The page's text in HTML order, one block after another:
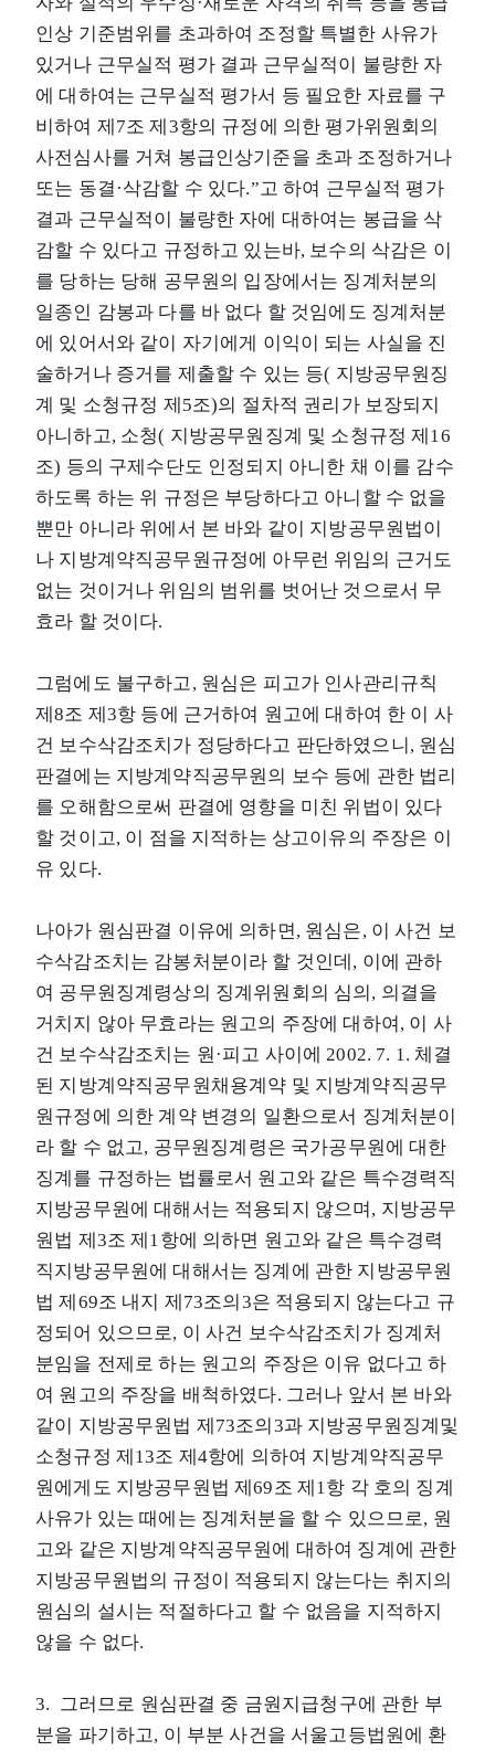
인상 기준범위를 초과하여 조정할 특별한 사유가
있거나 근무실적 평가 결과 근무실적이 불량한 자
에 대하여는 근무실적 평가서 등 필요한 자료를 구
비하여 제7조 제3항의 규정에 의한 평가위원회의
사전심사를 거쳐 봉급인상기준을 초과 조정하거나
또는 동결·삭감할 수 있다.”고 하여 근무실적 평가
결과 근무실적이 불량한 자에 대하여는 봉급을 삭
감할 수 있다고 규정하고 있는바, 보수의 삭감은 이
를 당하는 당해 공무원의 입장에서는 징계처분의
일종인 감봉과 다를 바 없다 할 것임에도 징계처분
에 있어서와 같이 자기에게 이익이 되는 사실을 진
술하거나 증거를 제출할 수 있는 등( 지방공무원징
계 및 소청규정 제5조)의 절차적 권리가 보장되지
아니하고, 소청( 지방공무원징계 및 소청규정 제16
조) 등의 구제수단도 인정되지 아니한 채 이를 감수
하도록 하는 위 규정은 부당하다고 아니할 수 없을
뿐만 아니라 위에서 본 바와 같이 지방공무원법이
나 지방계약직공무원규정에 아무런 위임의 근거도
없는 것이거나 위임의 범위를 벗어난 것으로서 무
효라 할 것이다.
그럼에도 불구하고, 원심은 피고가 인사관리규칙
제8조 제3항 등에 근거하여 원고에 대하여 한 이 사
건 보수삭감조치가 정당하다고 판단하였으니, 원심
판결에는 지방계약직공무원의 보수 등에 관한 법리
를 오해함으로써 판결에 영향을 미친 위법이 있다
할 것이고, 이 점을 지적하는 상고이유의 주장은 이
유 있다.
나아가 원심판결 이유에 의하면, 원심은, 이 사건 보
수삭감조치는 감봉처분이라 할 것인데, 이에 관하
여 공무원징계령상의 징계위원회의 심의, 의결을
거치지 않아 무효라는 원고의 주장에 대하여, 이 사
건 보수삭감조치는 원·피고 사이에 2002. 7. 1. 체결
된 지방계약직공무원채용계약 및 지방계약직공무
원규정에 의한 계약 변경의 일환으로서 징계처분이
라 할 수 없고, 공무원징계령은 국가공무원에 대한
징계를 규정하는 법률로서 원고와 같은 특수경력직
지방공무원에 대해서는 적용되지 않으며, 지방공무
원법 제3조 제1항에 의하면 원고와 같은 특수경력
직지방공무원에 대해서는 징계에 관한 지방공무원
법 제69조 내지 제73조의3은 적용되지 않는다고 규
정되어 있으므로, 이 사건 보수삭감조치가 징계처
분임을 전제로 하는 원고의 주장은 이유 없다고 하
여 원고의 주장을 배척하였다. 그러나 앞서 본 바와
같이 지방공무원법 제73조의3과 지방공무원징계및
소청규정 제13조 제4항에 의하여 지방계약직공무
원에게도 지방공무원법 제69조 제1항 각 호의 징계
사유가 있는 때에는 징계처분을 할 수 있으므로, 원
고와 같은 지방계약직공무원에 대하여 징계에 관한
지방공무원법의 규정이 적용되지 않는다는 취지의
원심의 설시는 적절하다고 할 수 없음을 지적하지
않을 수 없다.
3. 그러므로 원심판결 중 금원지급청구에 관한 부
분을 파기하고, 이 부분 사건을 서울고등법원에 환